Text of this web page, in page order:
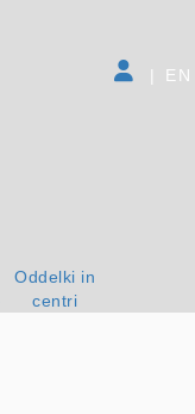
Oddelki in
centri
| EN